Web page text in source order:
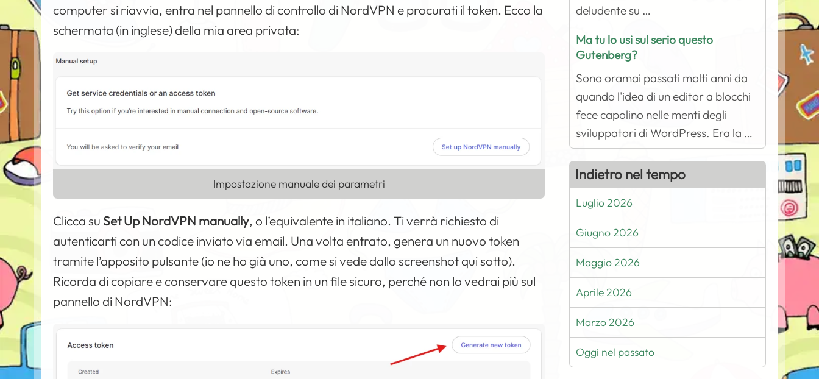
computer si riavvia, entra nel pannello di controllo di NordVPN e procurati il token. Ecco la
schermata (in inglese) della mia area privata:
Impostazione manuale dei parametri
Clicca suSet Up NordVPN manually, o l’equivalente in italiano. Ti verrà richiesto di
autenticarti con un codice inviato via email. Una volta entrato, genera un nuovo token
tramite l’apposito pulsante (io ne ho già uno, come si vede dallo screenshot qui sotto).
Ricorda di copiare e conservare questo token in un file sicuro, perché non lo vedrai più sul
pannello di NordVPN:
deludente su …
Ma tu lo usi sul serio questo
Gutenberg?
Sono oramai passati molti anni da
quando l'idea di un editor a blocchi
fece capolino nelle menti degli
sviluppatori di WordPress. Era la …
Indietro nel tempo
Luglio 2026
Giugno 2026
Maggio 2026
Aprile 2026
Marzo 2026
Oggi nel passato